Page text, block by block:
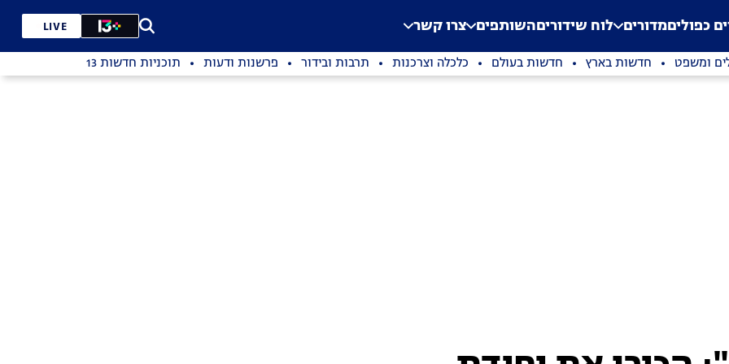
Application error: a
. כפוליםמדורים לוח שידוריםהשותפים צרו קשר LIVE
ומשפט חדשות בארץ חדשות בעולם כלכלה וצרכנות תרבות ובידור פרשנות ודעות תוכניות חדשות 13